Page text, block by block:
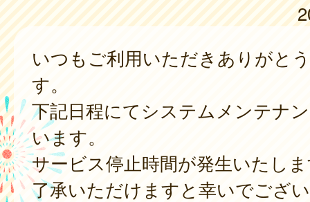
いつもご利用いただきありがと
す。
下記日程にてシステムメンテナ
います。
サービス停止時間が発生いたし
了承いただけますと幸いでござ